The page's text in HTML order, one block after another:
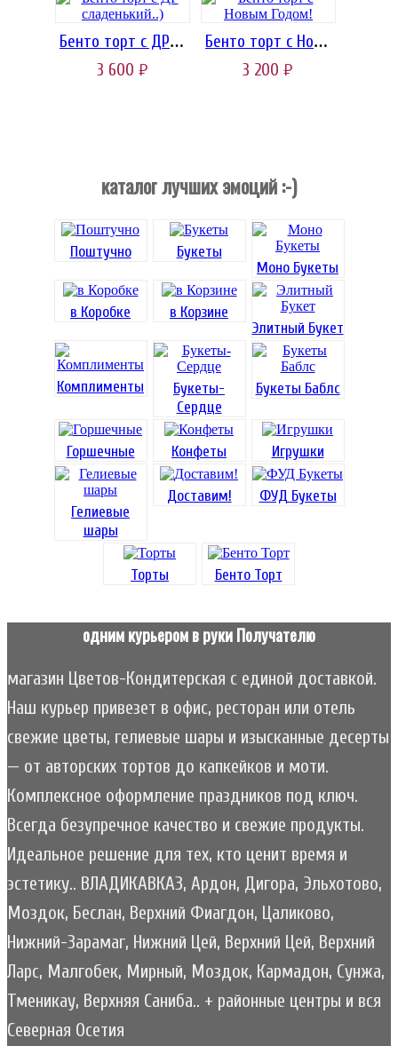
Бенто торт с ДР сладенький..)
3 600 руб.
Бенто торт с Новым Годом!
3 200 руб.
каталог лучших эмоций :-)
Поштучно
Букеты
Моно Букеты
в Коробке
в Корзине
Элитный Букет
Комплименты
Букеты-
Сердце
Букеты Баблс
Горшечные Конфеты Игрушки
Гелиевые
шары
Доставим! ФУД Букеты
Торты Бенто Торт
одним курьером в руки Получателю
магазин Цветов-Кондитерская с единой доставкой.
Наш курьер привезет в офис, ресторан или отель
свежие цветы, гелиевые шары и изысканные десерты
— от авторских тортов до капкейков и моти.
Комплексное оформление праздников под ключ.
Всегда безупречное качество и свежие продукты.
Идеальное решение для тех, кто ценит время и
эстетику.. ВЛАДИКАВКАЗ, Ардон, Дигора, Эльхотово,
Моздок, Беслан, Верхний Фиагдон, Цаликово,
Нижний-Зарамаг, Нижний Цей, Верхний Цей, Верхний
Ларс, Малгобек, Мирный, Моздок, Кармадон, Сунжа,
Тменикау, Верхняя Саниба.. + районные центры и вся
Северная Осетия